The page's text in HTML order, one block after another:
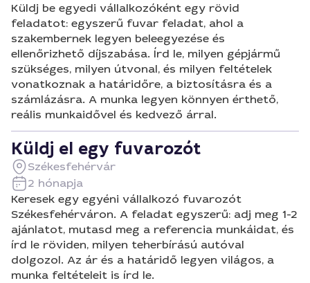
Küldj be egyedi vállalkozóként egy rövid
feladatot: egyszerű fuvar feladat, ahol a
szakembernek legyen beleegyezése és
ellenőrizhető díjszabása. Írd le, milyen gépjármű
szükséges, milyen útvonal, és milyen feltételek
vonatkoznak a határidőre, a biztosításra és a
számlázásra. A munka legyen könnyen érthető,
reális munkaidővel és kedvező árral.
Küldj el egy fuvarozót
Székesfehérvár
2 hónapja
Keresek egy egyéni vállalkozó fuvarozót
Székesfehérváron. A feladat egyszerű: adj meg 1-2
ajánlatot, mutasd meg a referencia munkáidat, és
írd le röviden, milyen teherbírású autóval
dolgozol. Az ár és a határidő legyen világos, a
munka feltételeit is írd le.